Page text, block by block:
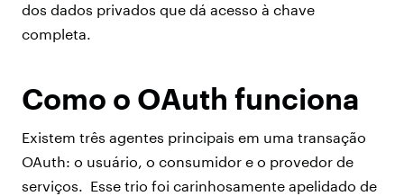
dos dados privados que dá acesso à chave
completa.
Como o OAuth funciona
Existem três agentes principais em uma transação
OAuth: o usuário, o consumidor e o provedor de
serviços. Esse trio foi carinhosamente apelidado de